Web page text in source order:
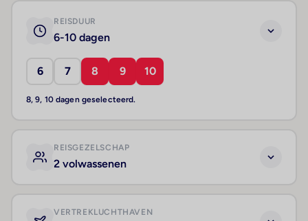
REISDUUR
6-10 dagen
6 7 8 9 10
8, 9, 10 dagen geselecteerd.
REISGEZELSCHAP
2 volwassenen
VERTREKLUCHTHAVEN